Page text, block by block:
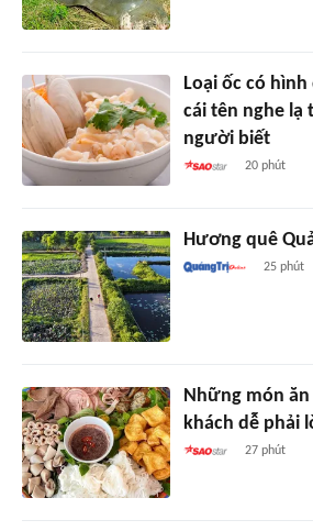
Loại ốc có
cái tên nghe lạ
người biết
20 phút
Hương quê
25 phút
Những món
khách dễ phải
27 phút